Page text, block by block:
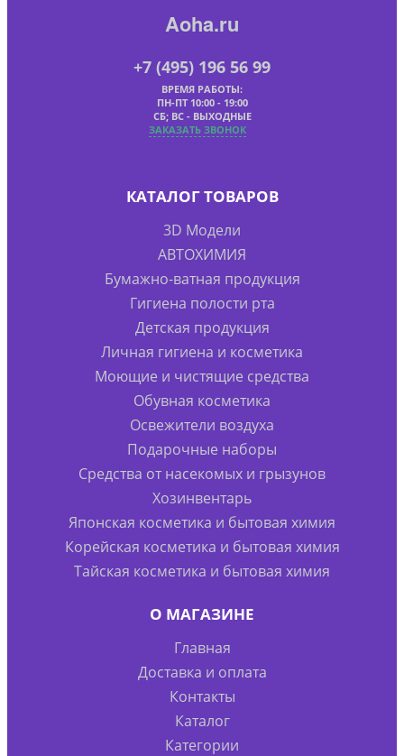
Aoha.ru
+7 (495) 196 56 99
ВРЕМЯ РАБОТЫ:
ПН-ПТ 10:00 - 19:00
СБ; ВС - ВЫХОДНЫЕ
ЗАКАЗАТЬ ЗВОНОК
КАТАЛОГ ТОВАРОВ
3D Модели
АВТОХИМИЯ
Бумажно-ватная продукция
Гигиена полости рта
Детская продукция
Личная гигиена и косметика
Моющие и чистящие средства
Обувная косметика
Освежители воздуха
Подарочные наборы
Средства от насекомых и грызунов
Хозинвентарь
Японская косметика и бытовая химия
Корейская косметика и бытовая химия
Тайская косметика и бытовая химия
О МАГАЗИНЕ
Главная
Доставка и оплата
Контакты
Каталог
Категории